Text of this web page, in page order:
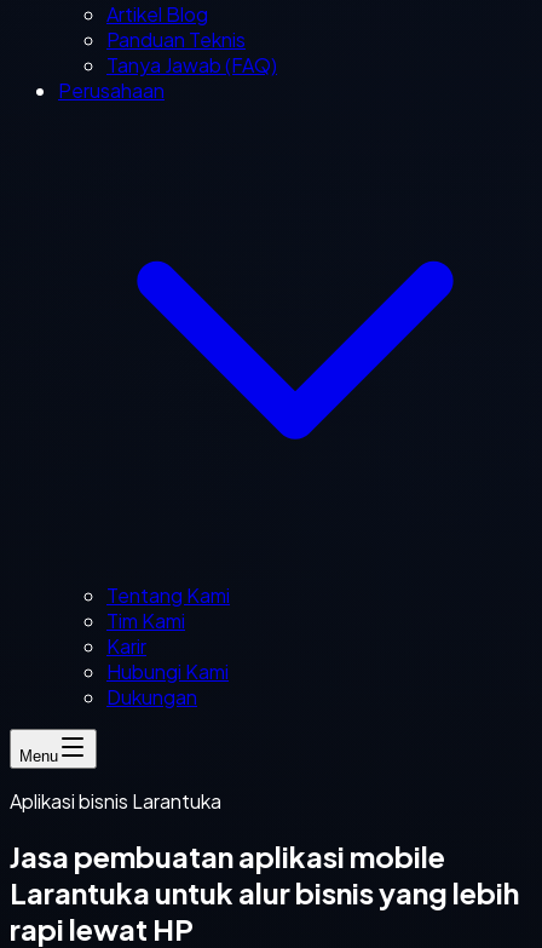
Artikel Blog
Panduan Teknis
Tanya Jawab (FAQ)
Perusahaan
Tentang Kami
Tim Kami
Karir
Hubungi Kami
Dukungan
Menu
Aplikasi bisnis Larantuka
Jasa pembuatan aplikasi mobile
Larantuka untuk alur bisnis yang lebih
rapi lewat HP